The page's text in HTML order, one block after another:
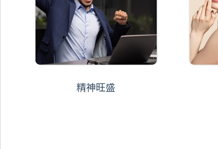
精神旺盛